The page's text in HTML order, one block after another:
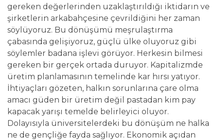
gereken değerlerinden uzaklaştırıldığı iktidarın ve
şirketlerin arkabahçesine çevrildiğini her zaman
söylüyoruz. Bu dönüşümü meşrulaştırma
çabasında gelişiyoruz, güçlü ülke oluyoruz gibi
söylemler badana işlevi görüyor. Herkesin bilmesi
gereken bir gerçek ortada duruyor. Kapitalizmde
üretim planlamasının temelinde kar hırsı yatıyor.
İhtiyaçları gözeten, halkın sorunlarına çare olma
amacı güden bir üretim değil pastadan kim pay
kapacak yarışı temelde belirleyici oluyor.
Dolayısıyla üniversitelerdeki bu dönüşüm ne halka
ne de gençliğe fayda sağlıyor. Ekonomik açıdan